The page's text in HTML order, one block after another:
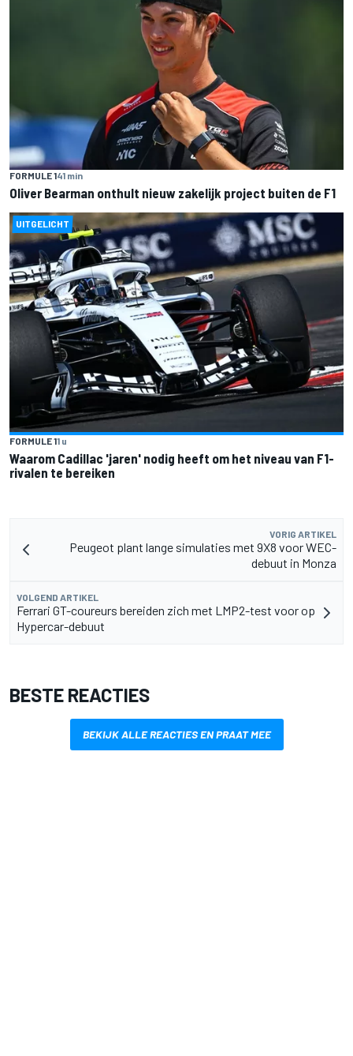
FORMULE 141 min
Oliver Bearman onthult nieuw zakelijk project buiten de F1
UITGELICHT
FORMULE 11 u
Waarom Cadillac 'jaren' nodig heeft om het niveau van F1-
rivalen te bereiken
VORIG ARTIKEL
Peugeot plant lange simulaties met 9X8 voor WEC-
debuut in Monza
VOLGEND ARTIKEL
Ferrari GT-coureurs bereiden zich met LMP2-test voor op
Hypercar-debuut
BESTE REACTIES
BEKIJK ALLE REACTIES EN PRAAT MEE